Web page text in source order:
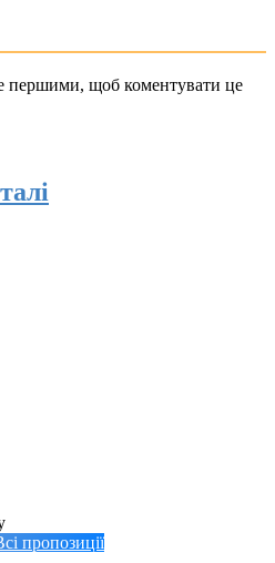
першими, щоб коментувати це
пропозиції